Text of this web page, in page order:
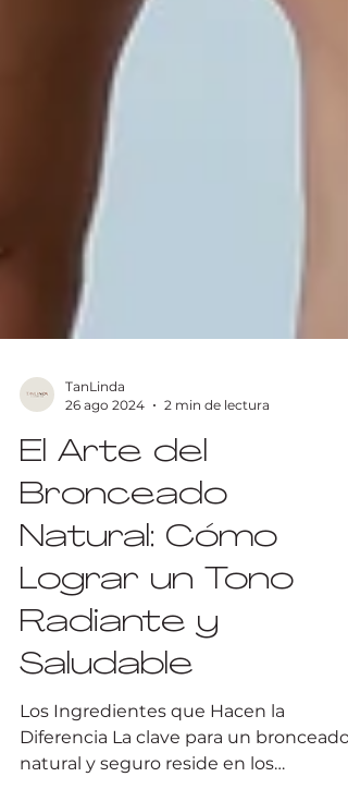
26 ago 2024
2 min de lectura
El Arte del
Bronceado
Natural: Cómo
Lograr un Tono
Radiante y
Saludable
Los Ingredientes que Hacen la
Diferencia La clave para un bronceado